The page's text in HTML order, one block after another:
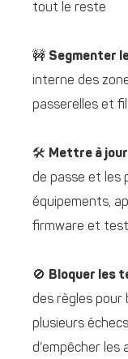
tout le reste
🚧 Segmenter
interne des
passerelles et
🛠️ Mettre à
de passe et les
équipements,
firmware et
🚫 Bloquer les
des règles pour
plusieurs
d’empêcher